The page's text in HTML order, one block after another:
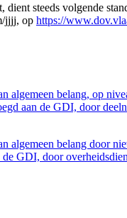
steeds volgende
jjjj, op https://
algemeen belang, op
aan de GDI, door
algemeen belang door
GDI, door